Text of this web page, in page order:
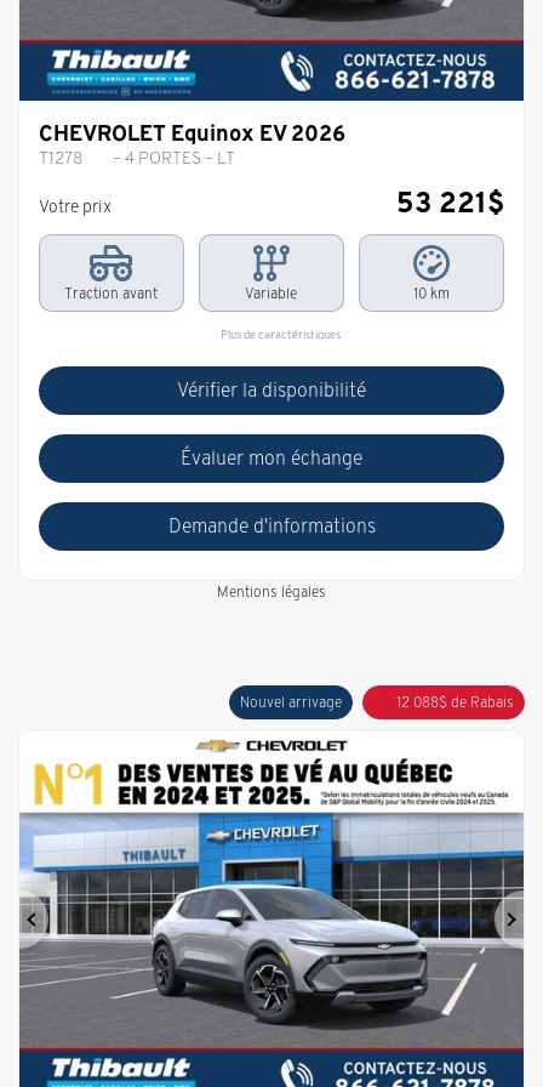
CHEVROLET Equinox EV 2026
T1278 – 4 PORTES – LT
Votre prix 53 221$
Traction avant Variable 10 km
Plus de caractéristiques
Vérifier la disponibilité
Évaluer mon échange
Demande d'informations
Mentions légales
Nouvel arrivage 12 088$ de Rabais
Précédent